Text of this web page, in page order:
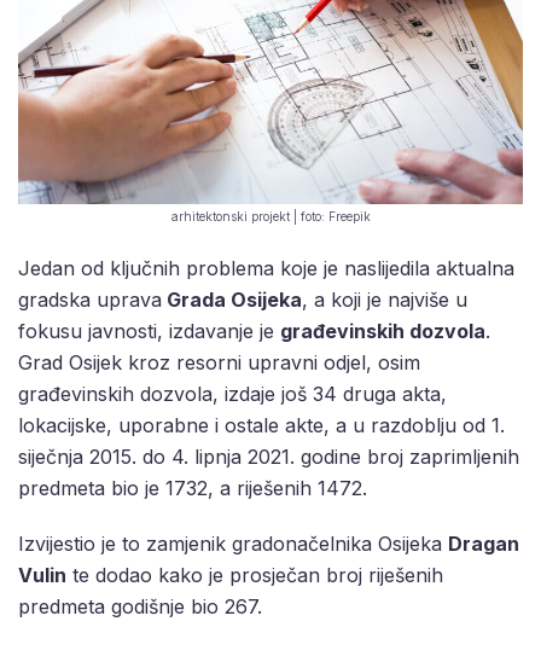
arhitektonski projekt | foto: Freepik
Jedan od ključnih problema koje je naslijedila aktualna
gradska uprava Grada Osijeka, a koji je najviše u
fokusu javnosti, izdavanje je građevinskih dozvola.
Grad Osijek kroz resorni upravni odjel, osim
građevinskih dozvola, izdaje još 34 druga akta,
lokacijske, uporabne i ostale akte, a u razdoblju od 1.
siječnja 2015. do 4. lipnja 2021. godine broj zaprimljenih
predmeta bio je 1732, a riješenih 1472.
Izvijestio je to zamjenik gradonačelnika Osijeka Dragan
Vulin te dodao kako je prosječan broj riješenih
predmeta godišnje bio 267.